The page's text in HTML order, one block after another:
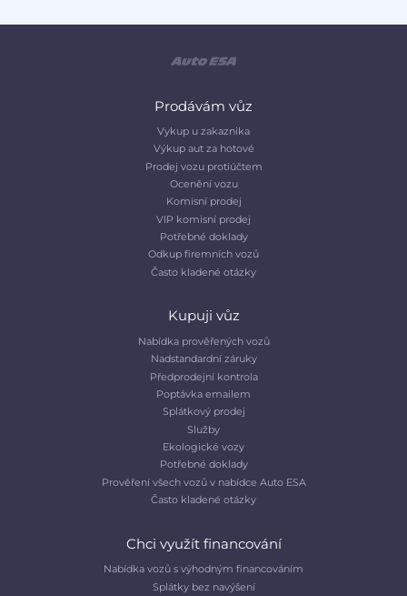
Prodávám vůz
Vykup u zakaznika
Výkup aut za hotové
Prodej vozu protiúčtem
Ocenění vozu
Komisní prodej
VIP komisní prodej
Potřebné doklady
Odkup firemních vozů
Často kladené otázky
Kupuji vůz
Nabídka prověřených vozů
Nadstandardní záruky
Předprodejní kontrola
Poptávka emailem
Splátkový prodej
Služby
Ekologické vozy
Potřebné doklady
Prověření všech vozů v nabídce Auto ESA
Často kladené otázky
Chci využít financování
Nabídka vozů s výhodným financováním
Splátky bez navýšení